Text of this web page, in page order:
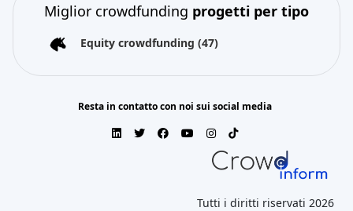
Miglior crowdfunding progetti per tipo
Equity crowdfunding (47)
Resta in contatto con noi sui social media
Tutti i diritti riservati 2026